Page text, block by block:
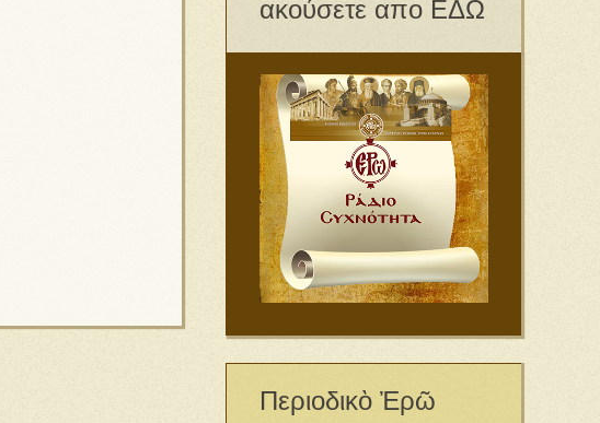
ακούσετε απο ΕΔΩ
Περιοδικὸ Ἐρῶ